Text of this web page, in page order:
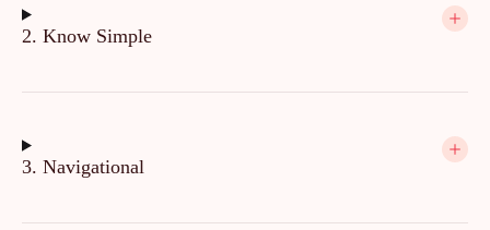
2. Know Simple
3. Navigational